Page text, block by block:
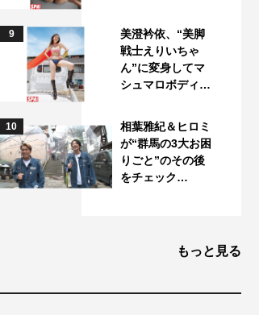
9
美澄衿依、“美脚
戦士えりいちゃ
ん”に変身してマ
シュマロボディ…
10
相葉雅紀＆ヒロミ
が“群馬の3大お困
りごと”のその後
をチェック…
もっと見る